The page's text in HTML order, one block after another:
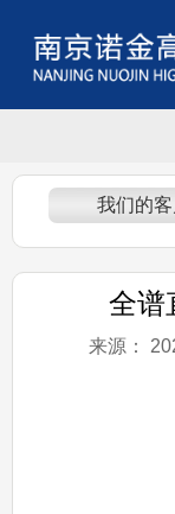
我们的
全谱
来源：